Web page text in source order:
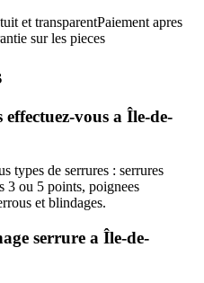
et transparentPaiement apres
sur les pieces
vous a Île-de-
types de serrures : serrures
3 ou 5 points, poignees
et blindages.
serrure a Île-de-